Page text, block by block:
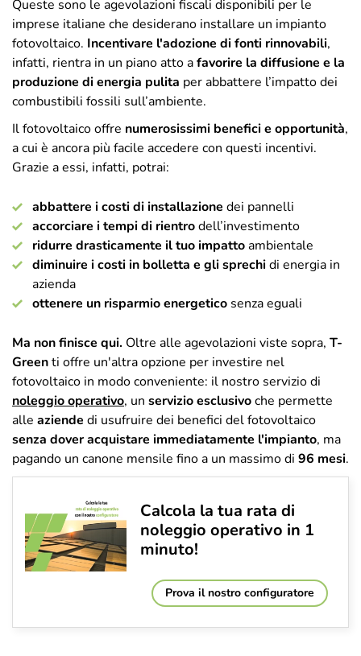
Queste sono le agevolazioni fiscali disponibili per le
imprese italiane che desiderano installare un impianto
fotovoltaico. Incentivare l'adozione di fonti rinnovabili,
infatti, rientra in un piano atto afavorire la diffusione e la
produzione di energia pulita per abbattere l’impatto dei
combustibili fossili sull’ambiente.
Il fotovoltaico offre numerosissimi benefici e opportunità,
a cui è ancora più facile accedere con questi incentivi.
Grazie a essi, infatti, potrai:
abbattere i costi di installazione dei pannelli
accorciare i tempi di rientrodell’investimento
ridurre drasticamente il tuo impattoambientale
diminuire i costi in bolletta e gli sprechidi energia in
azienda
ottenere un risparmio energetico senza eguali
Ma non finisce qui. Oltre alle agevolazioni viste sopra, T-
Greenti offre un'altra opzione per investire nel
fotovoltaico in modo conveniente: il nostro servizio di
noleggio operativo, un servizio esclusivoche permette
alle aziende di usufruire dei benefici del fotovoltaico
senza dover acquistare immediatamente l'impianto, ma
pagando un canone mensile fino a un massimo di 96 mesi.
Calcola la tua rata di
noleggio operativo in 1
minuto!
Prova il nostro configuratore